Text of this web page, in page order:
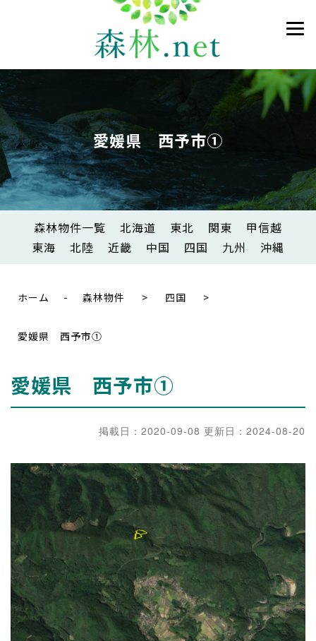
愛媛県 西予市①
森林物件一覧 北海道 東北 関東
甲信越
東海
北陸 近畿 中国 四国 九州 沖縄
ホーム - 森林物件 > 四国 >
愛媛県 西予市①
愛媛県 西予市①
掲載日： 2020-09-08 更新日： 2024-08-20